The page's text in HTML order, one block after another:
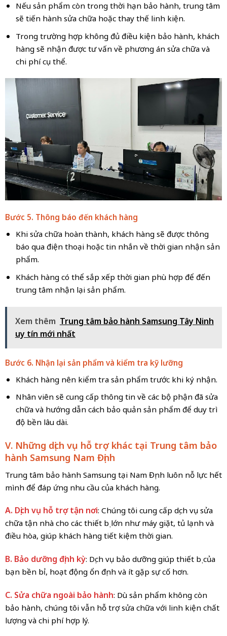
Nếu sản phẩm còn trong thời hạn bảo hành, trung tâm
sẽ tiến hành sửa chữa hoặc thay thế linh kiện.
Trong trường hợp không đủ điều kiện bảo hành, khách
hàng sẽ nhận được tư vấn về phương án sửa chữa và
chi phí cụ thể.
Bước 5. Thông báo đến khách hàng
Khi sửa chữa hoàn thành, khách hàng sẽ được thông
báo qua điện thoại hoặc tin nhắn về thời gian nhận sản
phẩm.
Khách hàng có thể sắp xếp thời gian phù hợp để đến
trung tâm nhận lại sản phẩm.
Xem thêm Trung tâm bảo hành Samsung Tây Ninh
uy tín mới nhất
Bước 6. Nhận lại sản phẩm và kiểm tra kỹ lưỡng
Khách hàng nên kiểm tra sản phẩm trước khi ký nhận.
Nhân viên sẽ cung cấp thông tin về các bộ phận đã sửa
chữa và hướng dẫn cách bảo quản sản phẩm để duy trì
độ bền lâu dài.
V. Những dịch vụ hỗ trợ khác tại Trung tâm bảo
hành Samsung Nam Định
Trung tâm bảo hành Samsung tại Nam Định luôn nỗ lực hết
mình để đáp ứng nhu cầu của khách hàng.
A. Dịch vụ hỗ trợ tận nơi: Chúng tôi cung cấp dịch vụ sửa
chữa tận nhà cho các thiết bị lớn như máy giặt, tủ lạnh và
điều hòa, giúp khách hàng tiết kiệm thời gian.
B. Bảo dưỡng định kỳ: Dịch vụ bảo dưỡng giúp thiết bị của
bạn bền bỉ, hoạt động ổn định và ít gặp sự cố hơn.
C. Sửa chữa ngoài bảo hành: Dù sản phẩm không còn
bảo hành, chúng tôi vẫn hỗ trợ sửa chữa với linh kiện chất
lượng và chi phí hợp lý.